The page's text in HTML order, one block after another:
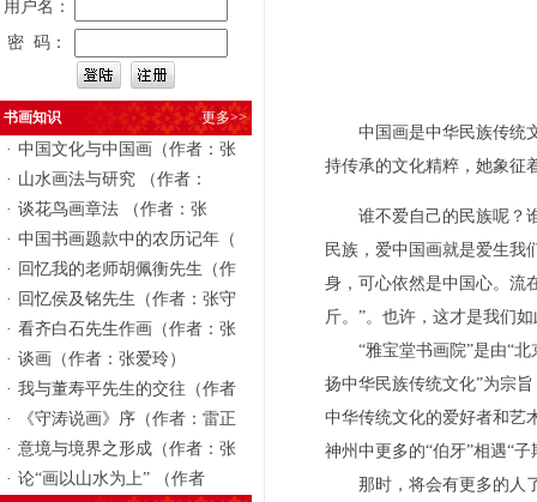
用户名：
密 码：
书画知识 更多>>
· 中国文化与中国画（作者：张
· 山水画法与研究 （作者：
· 谈花鸟画章法 （作者：张
· 中国书画题款中的农历记年（
· 回忆我的老师胡佩衡先生（作
· 回忆侯及铭先生（作者：张守
· 看齐白石先生作画（作者：张
· 谈画（作者：张爱玲）
· 我与董寿平先生的交往（作者
·
《守涛说画》序（作者：雷正
· 意境与境界之形成（作者：张
· 论“画以山水为上” （作者
中国画是中华民族传统
持传承的文化精粹，她象征
谁不爱自己的民族呢？谁
民族，爱中国画就是爱生我
身，可心依然是中国心。流
斤。”。也许，这才是我们
“雅宝堂书画院”是由“北
扬中华民族传统文化”为宗
中华传统文化的爱好者和艺
神州中更多的“伯牙”相遇“
那时，将会有更多的人了